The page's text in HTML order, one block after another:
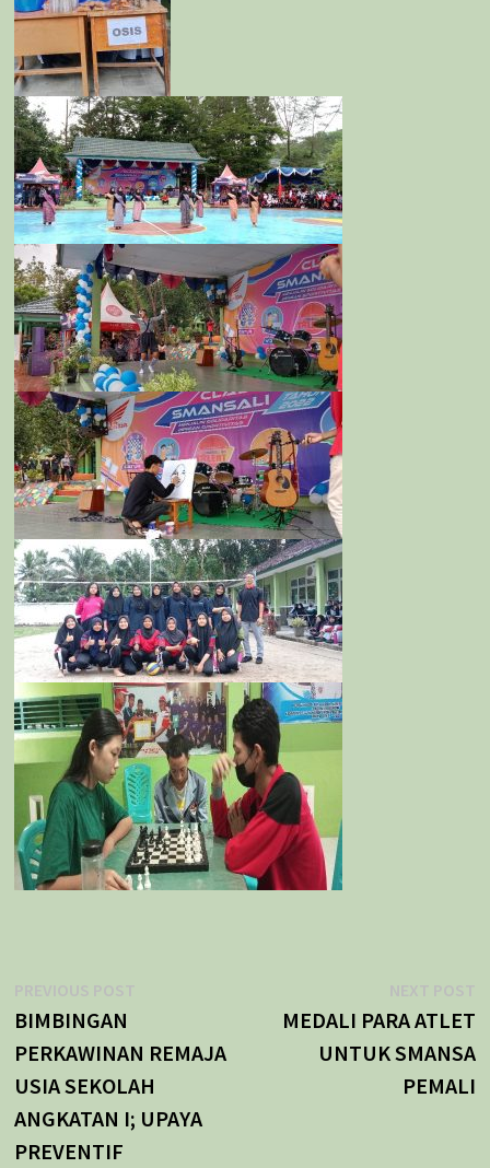
Navigasi
pos
PREVIOUS POSTPrevious
BIMBINGAN
PERKAWINAN REMAJA
USIA SEKOLAH
ANGKATAN I; UPAYA
PREVENTIF
NEXT POST
MEDALI PARA ATLET
UNTUK SMANSA
PEMALI